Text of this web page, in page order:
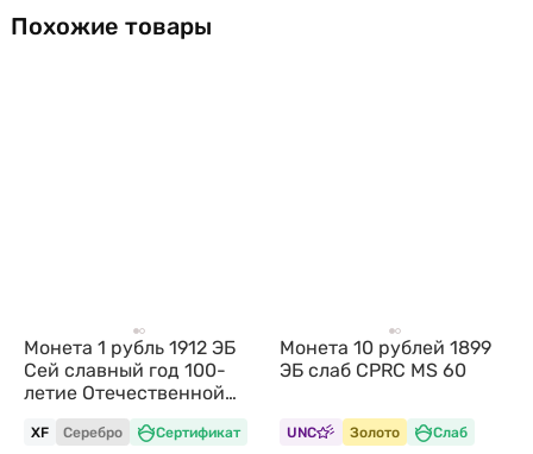
Похожие товары
Монета 1 рубль 1912 ЭБ
Сей славный год 100-
летие Отечественной
войны 1812
XF Серебро Сертификат
Монета 10 рублей 1899
ЭБ слаб CPRC MS 60
UNC Золото Слаб